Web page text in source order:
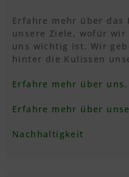
Erfahre mehr über das
unsere Ziele, wofür wir
uns wichtig ist. Wir
hinter die Kulissen
Erfahre mehr über uns.
Erfahre mehr über
Nachhaltigkeit